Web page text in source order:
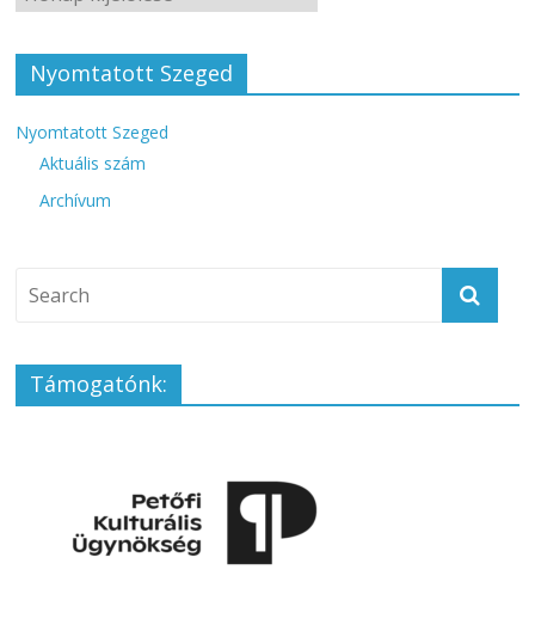
Nyomtatott Szeged
Nyomtatott Szeged
Aktuális szám
Archívum
Támogatónk: